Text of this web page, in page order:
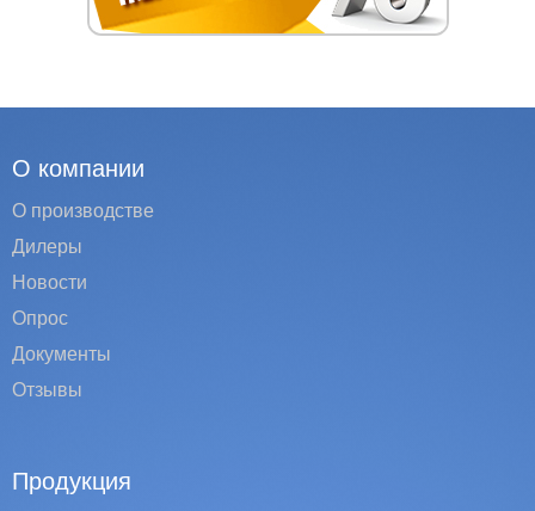
О компании
О производстве
Дилеры
Новости
Опрос
Документы
Отзывы
Продукция